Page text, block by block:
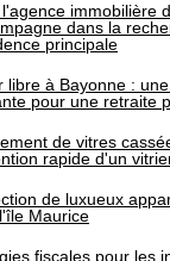
immobilière
dans la
principale
libre à Bayonne :
pour une retraite
de vitres
rapide d'un
de luxueux
Maurice
fiscales pour les